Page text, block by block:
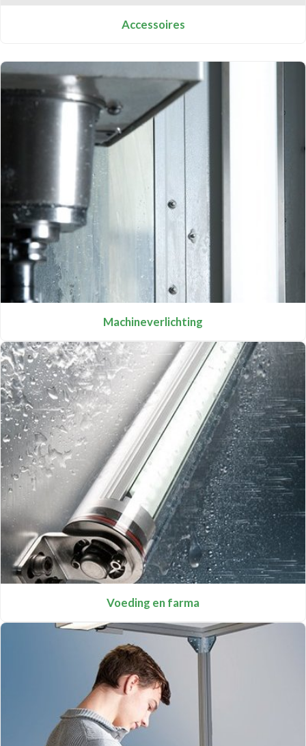
Accessoires
Machineverlichting
Voeding en farma